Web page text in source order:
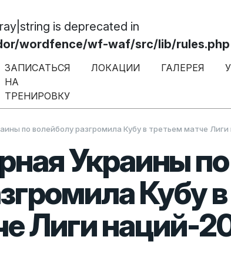
is deprecated in
wordfence/wf-waf/src/lib/rules.php
ЗАПИСАТЬСЯ
НА
ТРЕНИРОВКУ
ЛОКАЦИИ ГАЛЕРЕЯ
по волейболу разгромила Кубу в третьем матче
Украины по
Кубу в
Лиги наций-